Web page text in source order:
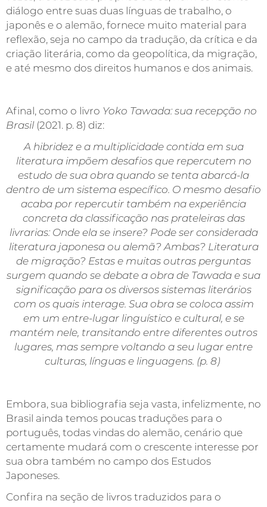
diálogo entre suas duas línguas de trabalho, o
japonês e o alemão, fornece muito material para
reflexão, seja no campo da tradução, da crítica e da
criação literária, como da geopolítica, da migração,
e até mesmo dos direitos humanos e dos animais.
Afinal, como o livro Yoko Tawada: sua recepção no
Brasil (2021. p. 8) diz:
A hibridez e a multiplicidade contida em sua
literatura impõem desafios que repercutem no
estudo de sua obra quando se tenta abarcá-la
dentro de um sistema específico. O mesmo desafio
acaba por repercutir também na experiência
concreta da classificação nas prateleiras das
livrarias: Onde ela se insere? Pode ser considerada
literatura japonesa ou alemã? Ambas? Literatura
de migração? Estas e muitas outras perguntas
surgem quando se debate a obra de Tawada e sua
significação para os diversos sistemas literários
com os quais interage. Sua obra se coloca assim
em um entre-lugar linguístico e cultural, e se
mantém nele, transitando entre diferentes outros
lugares, mas sempre voltando a seu lugar entre
culturas, línguas e linguagens. (p. 8)
Embora, sua bibliografia seja vasta, infelizmente, no
Brasil ainda temos poucas traduções para o
português, todas vindas do alemão, cenário que
certamente mudará com o crescente interesse por
sua obra também no campo dos Estudos
Japoneses.
Confira na seção de livros traduzidos para o